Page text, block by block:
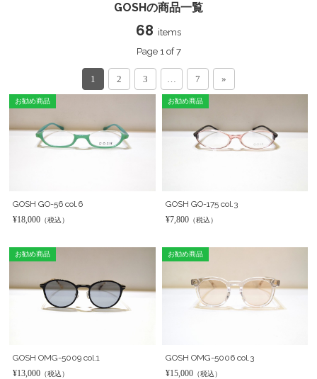
GOSHの商品一覧
68 items
Page 1 of 7
1 2 3 … 7 »
お勧め商品
GOSH GO-56 col.6
¥18,000 （税込）
お勧め商品
GOSH GO-175 col.3
¥7,800（税込）
お勧め商品
GOSH OMG-5009 col.1
¥13,000 （税込）
お勧め商品
GOSH OMG-5006 col.3
¥15,000（税込）